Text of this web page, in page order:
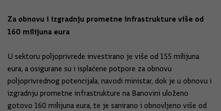
Za obnovu i izgradnju prometne infrastrukture više od
160 milijuna eura
U sektoru poljoprivrede investirano je više od 155 milijuna
eura, a osigurane su i isplaćene potpore za obnovu
poljoprivrednog potencijala, navodi ministar, dok je u obnovu i
izgradnju prometne infrastrukture na Banovini uloženo
gotovo 160 milijuna eura, te je sanirano i obnovljeno više od